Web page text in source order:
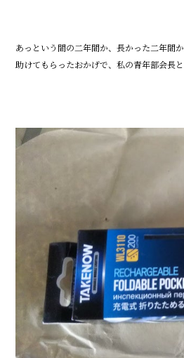
あっという間の二年間か、長かった二年間
助けてもらったおかげで、私の青年部会長